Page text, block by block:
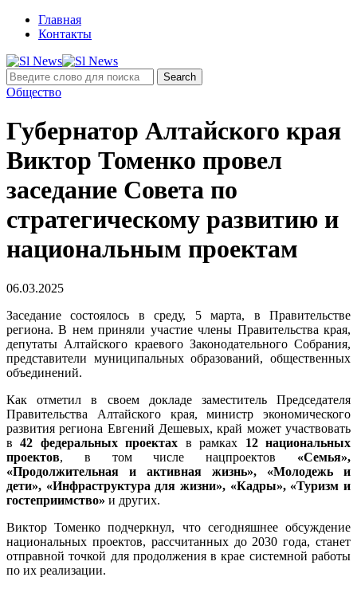
Главная
Контакты
Общество
Губернатор Алтайского края
Виктор Томенко провел
заседание Совета по
стратегическому развитию и
национальным проектам
06.03.2025
Заседание состоялось в среду, 5 марта, в Правительстве
региона. В нем приняли участие члены Правительства края,
депутаты Алтайского краевого Законодательного Собрания,
представители муниципальных образований, общественных
объединений.
Как отметил в своем докладе заместитель Председателя
Правительства Алтайского края, министр экономического
развития региона Евгений Дешевых, край может участвовать
в 42 федеральных проектах в рамках 12 национальных
проектов, в том числе нацпроектов «Семья»,
«Продолжительная и активная жизнь», «Молодежь и
дети», «Инфраструктура для жизни», «Кадры», «Туризм и
гостеприимство» и других.
Виктор Томенко подчеркнул, что сегодняшнее обсуждение
национальных проектов, рассчитанных до 2030 года, станет
отправной точкой для продолжения в крае системной работы
по их реализации.